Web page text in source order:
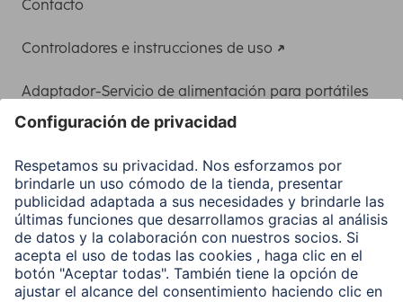
Contacto
Controladores e instrucciones de uso
Adaptador-Servicio de alimentación para portátiles
Clientes online
Conviértete en distribuidor
Compañía